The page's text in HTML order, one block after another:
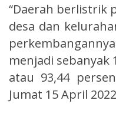
“Daerah berlistrik
desa dan
menjadi sebanyak
atau 93,44
Jumat 15 April